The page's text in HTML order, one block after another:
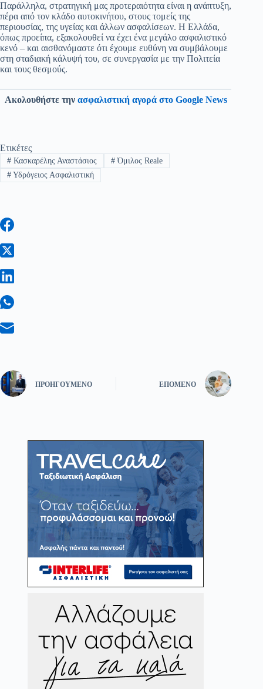
Παράλληλα, στρατηγική μας προτεραιότητα είναι η ανάπτυξη,
πέρα από τον κλάδο αυτοκινήτου, στους τομείς της
περιουσίας, της υγείας και άλλων ασφαλίσεων. Η Ελλάδα,
όπως προείπα, εξακολουθεί να έχει ένα μεγάλο ασφαλιστικό
κενό – και αισθανόμαστε ότι έχουμε ευθύνη να συμβάλουμε
στη σταδιακή κάλυψή του, σε συνεργασία με την Πολιτεία
και τους θεσμούς.
Ακολουθήστε την ασφαλιστική αγορά στο Google News
Ετικέτες
#Κασκαρέλης Αναστάσιος #Όμιλος Reale
#Υδρόγειος Ασφαλιστική
ΠΡΟΗΓΟΎΜΕΝΟ ΕΠΌΜΕΝΟ